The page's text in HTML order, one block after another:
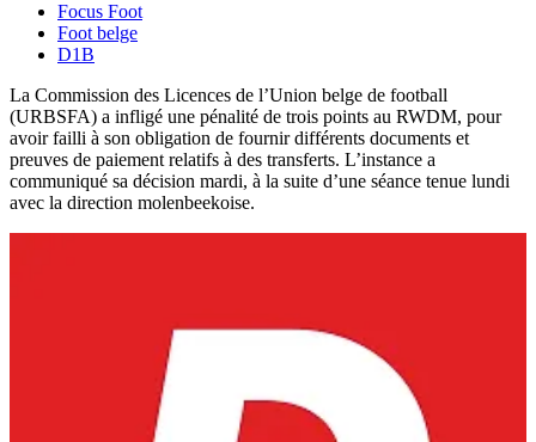
Focus Foot
Foot belge
D1B
La Commission des Licences de l’Union belge de football
(URBSFA) a infligé une pénalité de trois points au RWDM, pour
avoir failli à son obligation de fournir différents documents et
preuves de paiement relatifs à des transferts. L’instance a
communiqué sa décision mardi, à la suite d’une séance tenue lundi
avec la direction molenbeekoise.